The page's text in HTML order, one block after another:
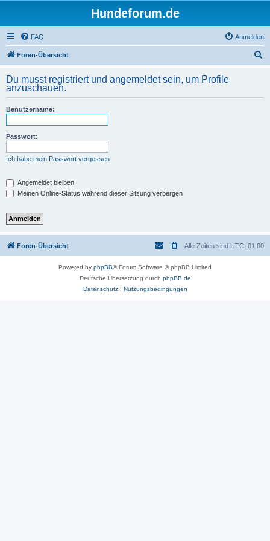
Hundeforum.de
FAQ Anmelden
Foren-Übersicht
h
Du musst registriert und angemeldet sein, um Profile
anzuschauen.
Benutzername:
Passwort:
Ich habe mein Passwort vergessen
Angemeldet bleiben
Meinen Online-Status während dieser Sitzung verbergen
Foren-Übersicht Alle Zeiten sind UTC+01:00
Powered by phpBB® Forum Software © phpBB Limited
Deutsche Übersetzung durch phpBB.de
Datenschutz| Nutzungsbedingungen